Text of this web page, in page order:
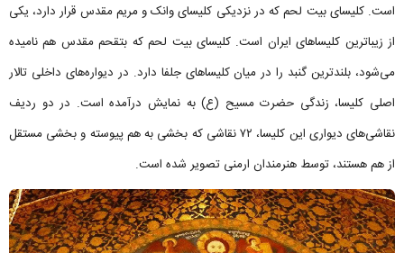
است. کلیسای بیت لحم که در نزدیکی کلیسای وانک و مریم مقدس قرار دارد، یکی
از زیباترین کلیساهای ایران است. کلیسای بیت لحم که بتقحم مقدس هم نامیده
می‌شود، بلندترین گنبد را در میان کلیساهای جلفا دارد. در دیواره‌های داخلی تالار
اصلی کلیسا، زندگی حضرت مسیح (ع) به نمایش درآمده است. در دو ردیف
نقاشی‌های دیواری این کلیسا، ۷۲ نقاشی که بخشی به هم پیوسته و بخشی مستقل
از هم هستند، توسط هنرمندان ارمنی تصویر شده است.